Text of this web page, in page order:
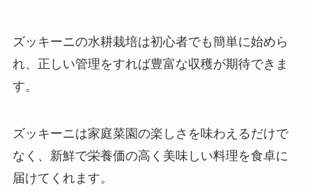
ズッキーニの水耕栽培は初心者でも簡単に始めら
れ、正しい管理をすれば豊富な収穫が期待できま
す。
ズッキーニは家庭菜園の楽しさを味わえるだけで
なく、新鮮で栄養価の高く美味しい料理を食卓に
届けてくれます。